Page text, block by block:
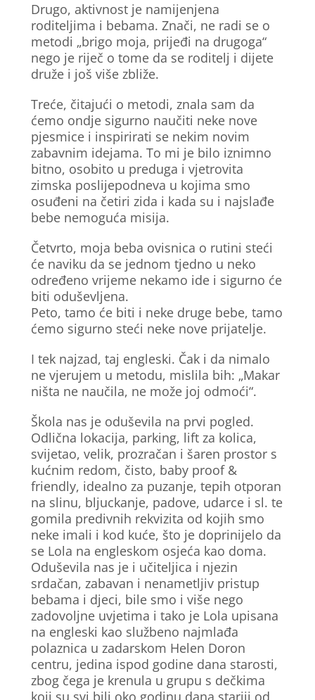
Drugo, aktivnost je namijenjena
roditeljima i bebama. Znači, ne radi se o
metodi „brigo moja, prijeđi na drugoga“
nego je riječ o tome da se roditelj i dijete
druže i još više zbliže.
Treće, čitajući o metodi, znala sam da
ćemo ondje sigurno naučiti neke nove
pjesmice i inspirirati se nekim novim
zabavnim idejama. To mi je bilo iznimno
bitno, osobito u preduga i vjetrovita
zimska poslijepodneva u kojima smo
osuđeni na četiri zida i kada su i najslađe
bebe nemoguća misija.
Četvrto, moja beba ovisnica o rutini steći
će naviku da se jednom tjedno u neko
određeno vrijeme nekamo ide i sigurno će
biti oduševljena.
Peto, tamo će biti i neke druge bebe, tamo
ćemo sigurno steći neke nove prijatelje.
I tek najzad, taj engleski. Čak i da nimalo
ne vjerujem u metodu, mislila bih: „Makar
ništa ne naučila, ne može joj odmoći“.
Škola nas je oduševila na prvi pogled.
Odlična lokacija, parking, lift za kolica,
svijetao, velik, prozračan i šaren prostor s
kućnim redom, čisto, baby proof &
friendly, idealno za puzanje, tepih otporan
na slinu, bljuckanje, padove, udarce i sl. te
gomila predivnih rekvizita od kojih smo
neke imali i kod kuće, što je doprinijelo da
se Lola na engleskom osjeća kao doma.
Oduševila nas je i učiteljica i njezin
srdačan, zabavan i nenametljiv pristup
bebama i djeci, bile smo i više nego
zadovoljne uvjetima i tako je Lola upisana
na engleski kao službeno najmlađa
polaznica u zadarskom Helen Doron
centru, jedina ispod godine dana starosti,
zbog čega je krenula u grupu s dečkima
koji su svi bili oko godinu dana stariji od